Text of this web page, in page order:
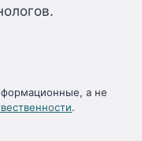
а не
.